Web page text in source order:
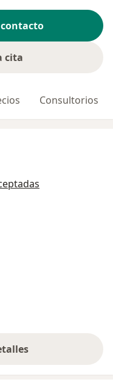
cita
Consultorios
la experiencia